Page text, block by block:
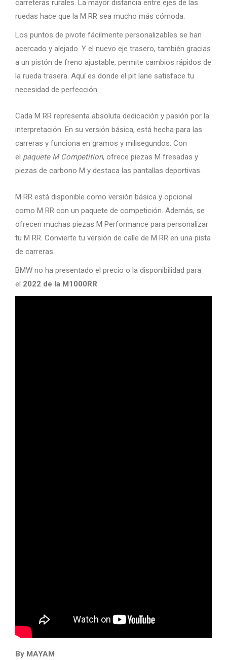
carreteras rurales. La mayor distancia entre ejes de las
ruedas hace que la M RR sea mucho más cómoda.
Los puntos de pivote fácilmente personalizables se han
acercado y alejado. Y el nuevo eje trasero, también gracias
a un pistón de freno ajustable, permite cambios rápidos de
la rueda trasera. Aquí es donde el pit lane satisface tu
necesidad de perfección.
Cada M RR representa absoluta dedicación y pasión por la
interpretación. En su versión básica, está hecha para las
carreras y funciona en gramos y milisegundos. Con
el paquete M Competition, ofrece piezas M fresadas y
piezas de carbono M y destaca las pantallas deportivas.
M RR está disponible como versión básica y opcional
como M RR con un paquete de competición. Además, se
ofrecen muchas piezas M Performance para personalizar
tu M RR. Convierte tu versión de calle de M RR en una pista
de carreras.
BMW no ha presentado el precio o la disponibilidad para
el 2022 de la M1000RR.
By MAYAM